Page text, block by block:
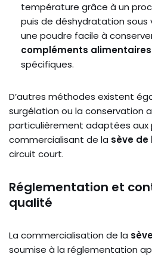
température grâce à un
puis de déshydratation sous
une poudre facile à
compléments alimentaires
spécifiques.
D’autres méthodes existent
surgélation ou la conservation
particulièrement adaptées aux
commercialisant de la sève
circuit court.
Réglementation et
qualité
La commercialisation de la
soumise à la réglementation